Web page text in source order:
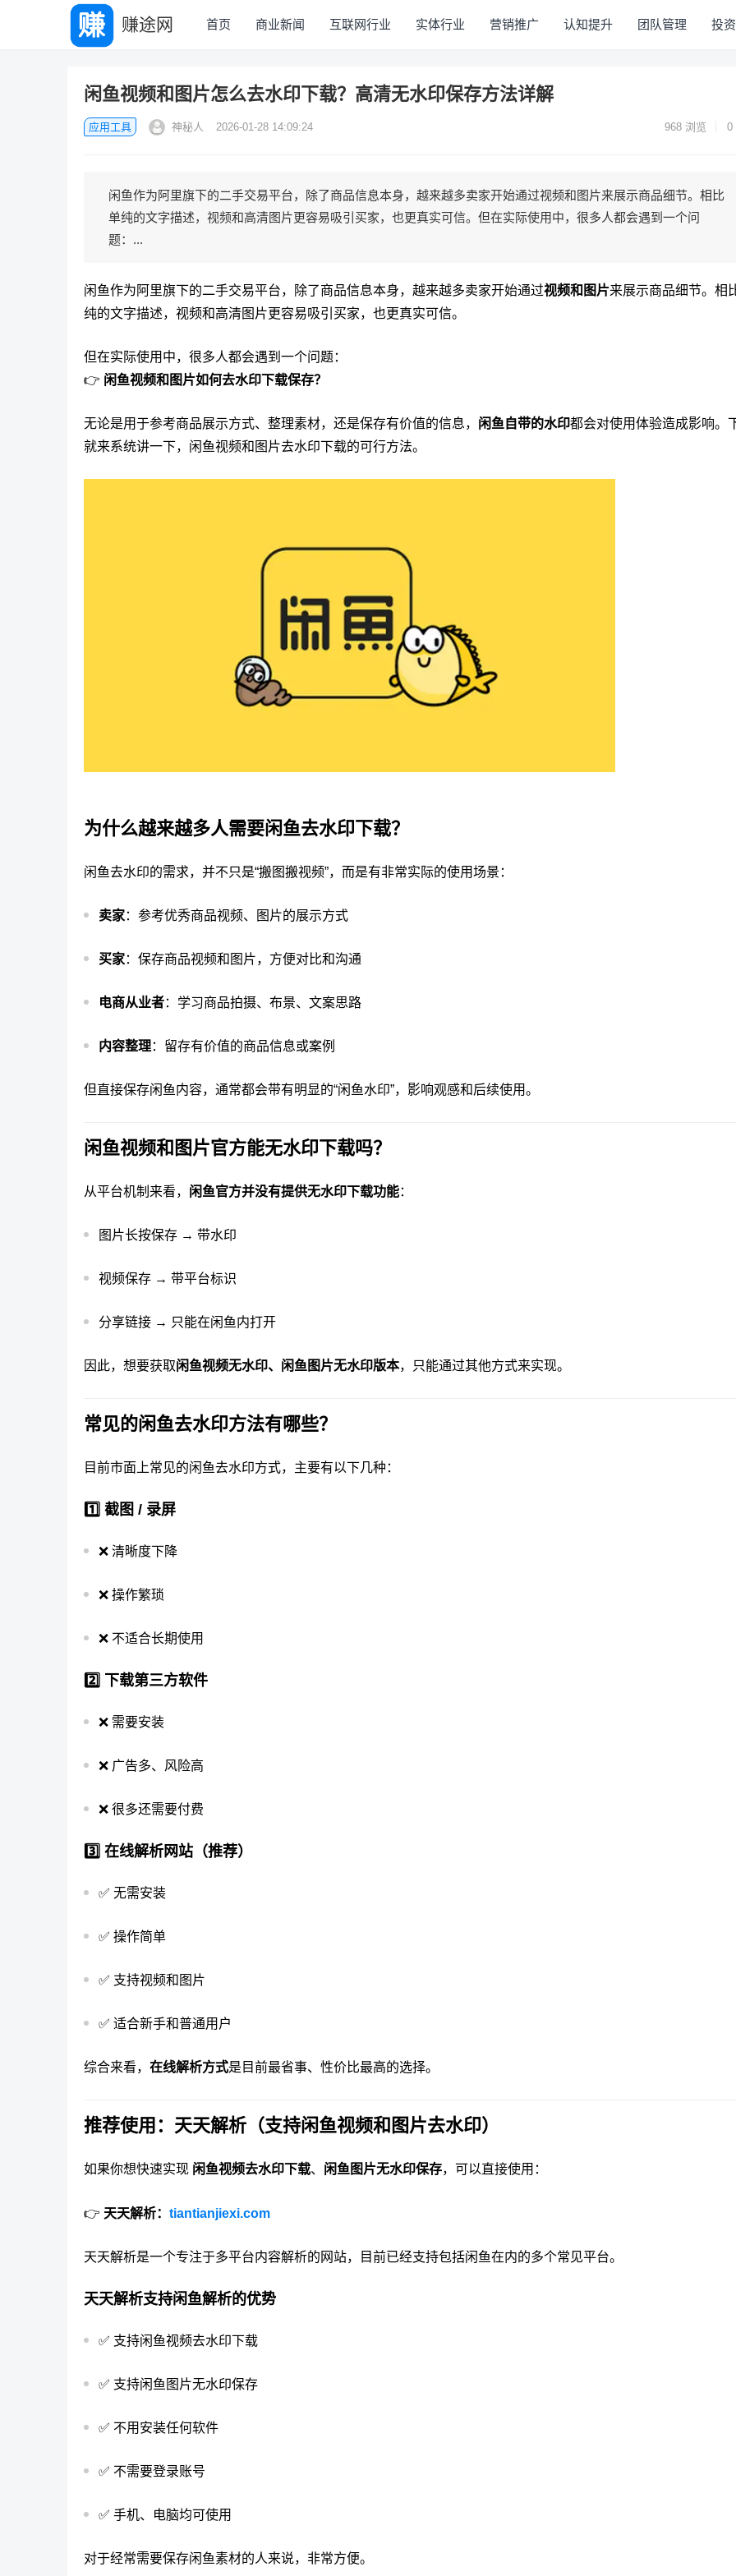
赚途网 首页 商业新闻 互联网行业 实体行业 营销推广 认知提升 团队管理 投
闲鱼视频和图片怎么去水印下载？高清无水印保存方法详解
应用工具 神秘人 2026-01-28 14:09:24 968 浏览 0
闲鱼作为阿里旗下的二手交易平台，除了商品信息本身，越来越多卖家开始通过视频和图片来展示商品细节。相比
单纯的文字描述，视频和高清图片更容易吸引买家，也更真实可信。但在实际使用中，很多人都会遇到一个问
题：...
闲鱼作为阿里旗下的二手交易平台，除了商品信息本身，越来越多卖家开始通过视频和图片来展示商品细节。相
纯的文字描述，视频和高清图片更容易吸引买家，也更真实可信。
但在实际使用中，很多人都会遇到一个问题：
👉 闲鱼视频和图片如何去水印下载保存？
无论是用于参考商品展示方式、整理素材，还是保存有价值的信息， 闲鱼自带的水印都会对使用体验造成影响。
就来系统讲一下，闲鱼视频和图片去水印下载的可行方法。
为什么越来越多人需要闲鱼去水印下载？
闲鱼去水印的需求，并不只是“搬图搬视频”，而是有非常实际的使用场景：
卖家：参考优秀商品视频、图片的展示方式
买家：保存商品视频和图片，方便对比和沟通
电商从业者：学习商品拍摄、布景、文案思路
内容整理：留存有价值的商品信息或案例
但直接保存闲鱼内容，通常都会带有明显的“闲鱼水印”，影响观感和后续使用。
闲鱼视频和图片官方能无水印下载吗？
从平台机制来看， 闲鱼官方并没有提供无水印下载功能：
图片长按保存 → 带水印
视频保存 → 带平台标识
分享链接 → 只能在闲鱼内打开
因此，想要获取闲鱼视频无水印、闲鱼图片无水印版本，只能通过其他方式来实现。
常见的闲鱼去水印方法有哪些？
目前市面上常见的闲鱼去水印方式，主要有以下几种：
1️⃣ 截图 / 录屏
❌ 清晰度下降
❌ 操作繁琐
❌ 不适合长期使用
2️⃣ 下载第三方软件
❌ 需要安装
❌ 广告多、风险高
❌ 很多还需要付费
3️⃣ 在线解析网站（推荐）
✅ 无需安装
✅ 操作简单
✅ 支持视频和图片
✅ 适合新手和普通用户
综合来看， 在线解析方式是目前最省事、性价比最高的选择。
推荐使用：天天解析（支持闲鱼视频和图片去水印）
如果你想快速实现 闲鱼视频去水印下载、 闲鱼图片无水印保存，可以直接使用：
👉 天天解析： tiantianjiexi.com
天天解析是一个专注于多平台内容解析的网站，目前已经支持包括闲鱼在内的多个常见平台。
天天解析支持闲鱼解析的优势
✅ 支持闲鱼视频去水印下载
✅ 支持闲鱼图片无水印保存
✅ 不用安装任何软件
✅ 不需要登录账号
✅ 手机、电脑均可使用
对于经常需要保存闲鱼素材的人来说，非常方便。